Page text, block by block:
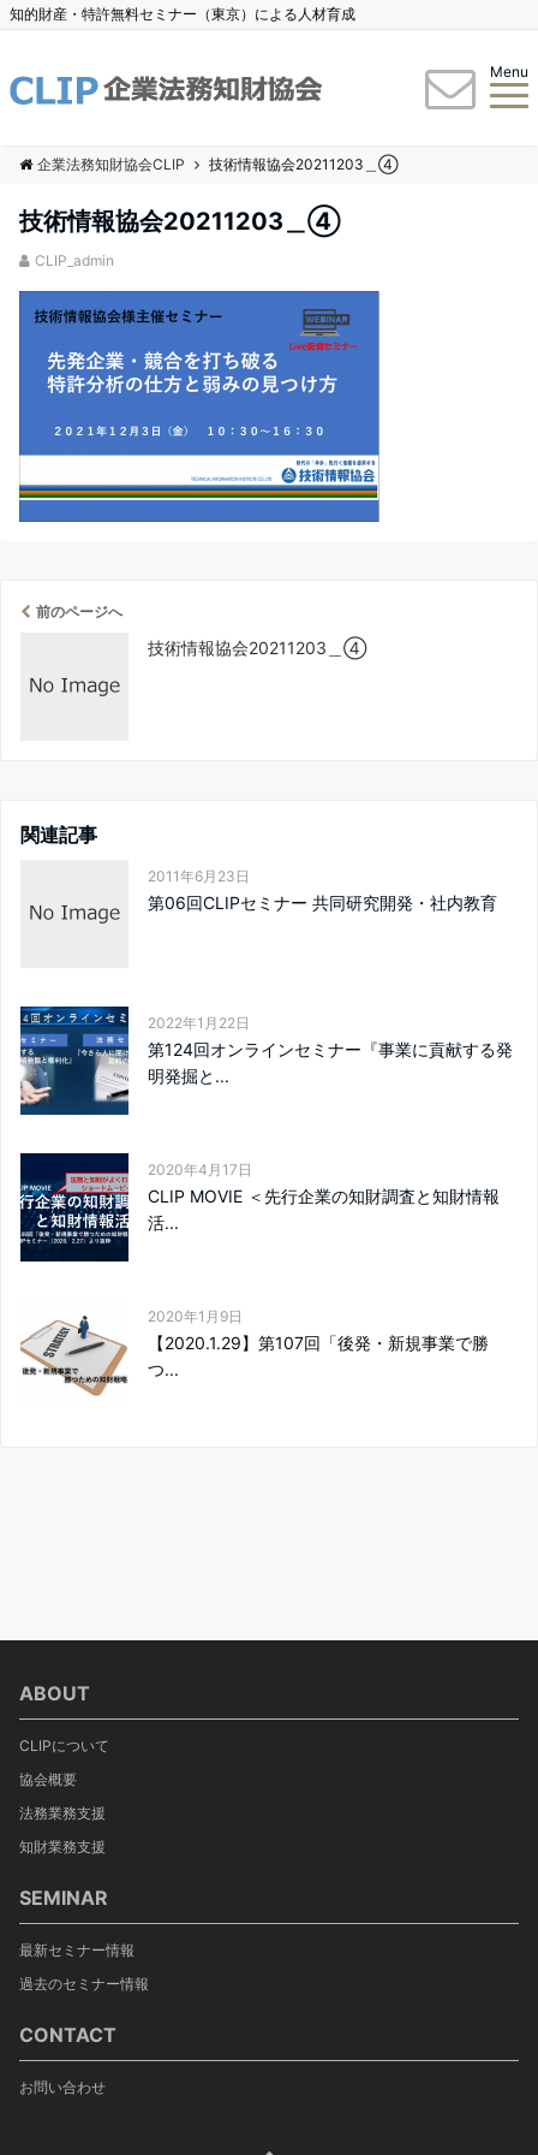
知的財産・特許無料セミナー（東京）による人材育成
Menu
企業法務知財協会CLIP 技術情報協会20211203＿④
技術情報協会20211203＿④
CLIP_admin
前のページへ
技術情報協会20211203＿④
関連記事
2011年6月23日
第06回CLIPセミナー 共同研究開発・社内教育
2022年1月22日
第124回オンラインセミナー『事業に貢献する発
明発掘と...
2020年4月17日
CLIP MOVIE ＜先行企業の知財調査と知財情報
活...
2020年1月9日
【2020.1.29】第107回「後発・新規事業で勝
つ...
ABOUT
CLIPについて
協会概要
法務業務支援
知財業務支援
SEMINAR
最新セミナー情報
過去のセミナー情報
CONTACT
お問い合わせ